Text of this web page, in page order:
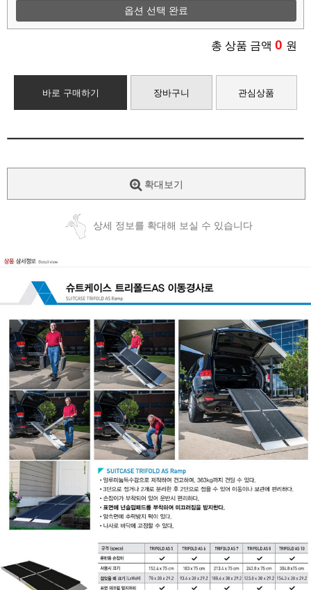
옵션 선택 완료
총 상품 금액 0 원
바로 구매하기 장바구니 관심상품
확대보기
상세 정보를 확대해 보실 수 있습니다